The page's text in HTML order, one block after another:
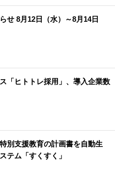
せ 8月12日（水）～8月14日
「ヒトトレ採用」、導入企業数
別支援教育の計画書を自動生
ム「すくすく」